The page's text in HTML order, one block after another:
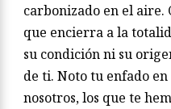
carbonizado en el aire.
que encierra a la
su condición ni su
de ti. Noto tu enfado
nosotros, los que te